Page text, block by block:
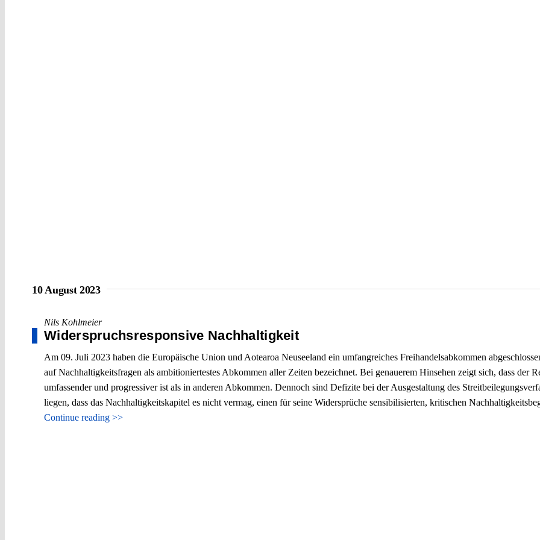
10 August 2023
Nils Kohlmeier
Widerspruchsresponsive Nachhaltigkeit
Am 09. Juli 2023 haben die Europäische Union und Aotearoa Neuseeland ein umfangreiches Freihandelsabkommen
auf Nachhaltigkeitsfragen als ambitioniertestes Abkommen aller Zeiten bezeichnet. Bei genauerem Hinsehen zeigt sich, dass der
umfassender und progressiver ist als in anderen Abkommen. Dennoch sind Defizite bei der Ausgestaltung des
liegen, dass das Nachhaltigkeitskapitel es nicht vermag, einen für seine Widersprüche sensibilisierten, kritischen
Continue reading >>